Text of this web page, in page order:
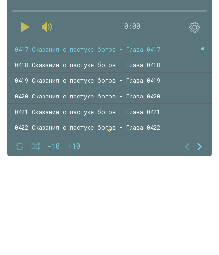
0:00
-10 +10
0417 Сказания о пастухе богов - Глава 0417
0418 Сказания о пастухе богов - Глава 0418
0419 Сказания о пастухе богов - Глава 0419
0420 Сказания о пастухе богов - Глава 0420
0421 Сказания о пастухе богов - Глава 0421
0422 Сказания о пастухе богов - Глава 0422
0423 Сказания о пастухе богов - Глава 0423
0424 Сказания о пастухе богов - Глава 0424